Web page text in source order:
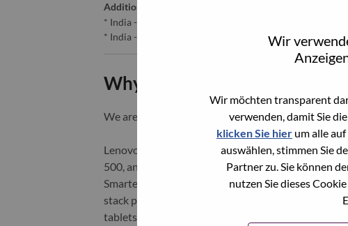
Wir
Wir möchten transparent
verwenden, damit Sie
klicken Sie hier um alle
auswählen, stimmen Sie
Partner zu. Sie können
nutzen Sie dieses
Additional Locations
* India - Haryāna - Gurgaon
* India - Haryāna - Gurgaon
Why Work at Lenovo
We are Lenovo. We do what we say. We own
Lenovo is a US$83 billion revenue global
500, and serving millions of customers every day
Smarter Technology for All, Lenovo has built on its
stack portfolio of AI-enabled, AI-ready, and AI-
tablets), infrastructure (server, storage, edge, high